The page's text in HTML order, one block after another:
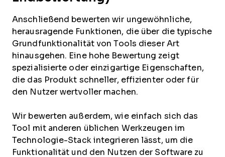
Anschließend bewerten wir ungewöhnliche,
herausragende Funktionen, die über die typische
Grundfunktionalität von Tools dieser Art
hinausgehen. Eine hohe Bewertung zeigt
spezialisierte oder einzigartige Eigenschaften,
die das Produkt schneller, effizienter oder für
den Nutzer wertvoller machen.
Wir bewerten außerdem, wie einfach sich das
Tool mit anderen üblichen Werkzeugen im
Technologie-Stack integrieren lässt, um die
Funktionalität und den Nutzen der Software zu